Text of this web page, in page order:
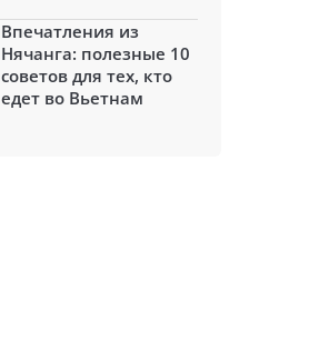
Впечатления из
Нячанга: полезные 10
советов для тех, кто
едет во Вьетнам